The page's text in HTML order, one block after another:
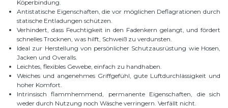
Köperbindung.
Antistatische Eigenschaften, die vor möglichen Deflagrationen durch
statische Entladungen schützen.
Verhindert, dass Feuchtigkeit in den Fadenkern gelangt, und fördert
schnelles Trocknen, was hilft, Schweiß zu verdunsten.
Ideal zur Herstellung von persönlicher Schutzausrüstung wie Hosen,
Jacken und Overalls.
Leichtes, flexibles Gewebe, einfach zu handhaben.
Weiches und angenehmes Griffgefühl, gute Luftdurchlässigkeit und
hoher Komfort.
Intrinsisch flammhemmend, permanente Eigenschaften, die sich
weder durch Nutzung noch Wäsche verringern. Verfällt nicht.